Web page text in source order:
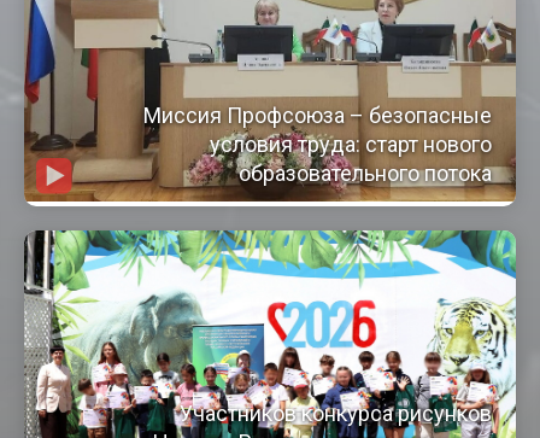
Миссия Профсоюза – безопасные
условия труда: старт нового
образовательного потока
Участников конкурса рисунков